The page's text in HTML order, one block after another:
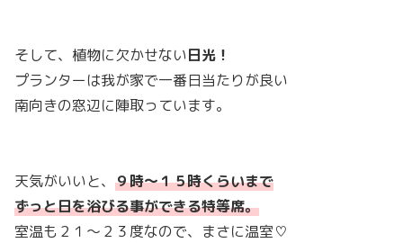
そして、植物に欠かせない日光！
プランターは我が家で一番日当たりが良い
南向きの窓辺に陣取っています。
天気がいいと、 ９時〜１５時くらいまで
ずっと日を浴びる事ができる特等席。
室温も２１〜２３度なので、まさに温室♡